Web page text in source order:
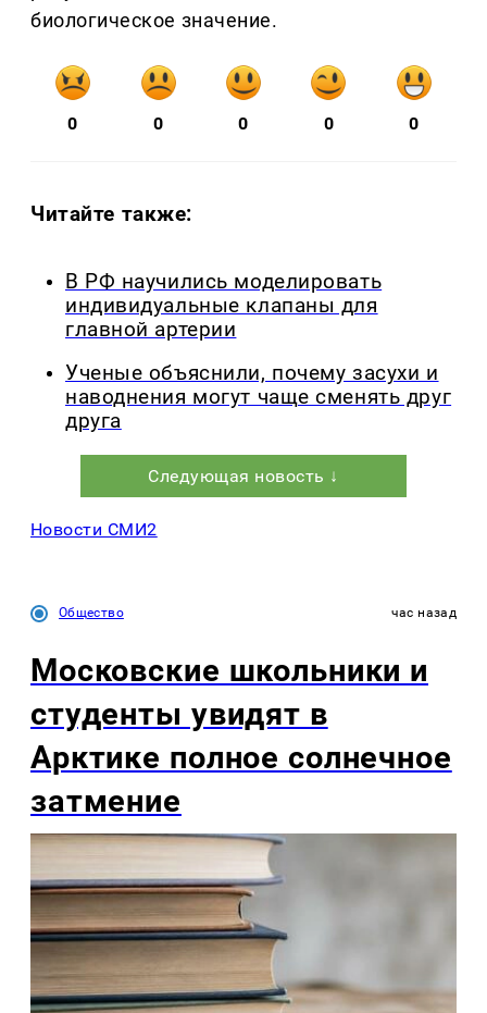
биологическое значение.
0 0 0 0 0
Читайте также:
В РФ научились моделировать
индивидуальные клапаны для
главной артерии
Ученые объяснили, почему засухи и
наводнения могут чаще сменять друг
друга
Следующая новость ↓
Новости СМИ2
Общество час назад
Московские школьники и
студенты увидят в
Арктике полное солнечное
затмение